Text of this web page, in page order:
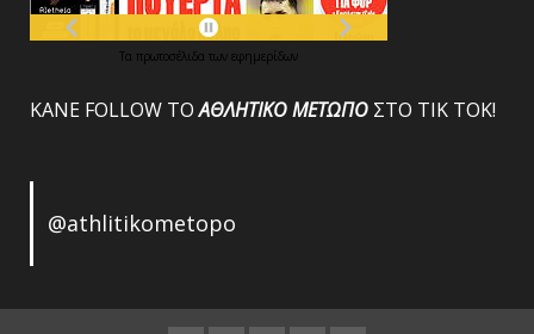
Τα πρωτοσέλιδα των εφημερίδων
ΚΑΝΕ FOLLOW ΤΟΑΘΛΗΤΙΚΟΜΕΤΩΠΟ ΣΤΟ ΤΙΚ ΤΟΚ!
@athlitikometopo